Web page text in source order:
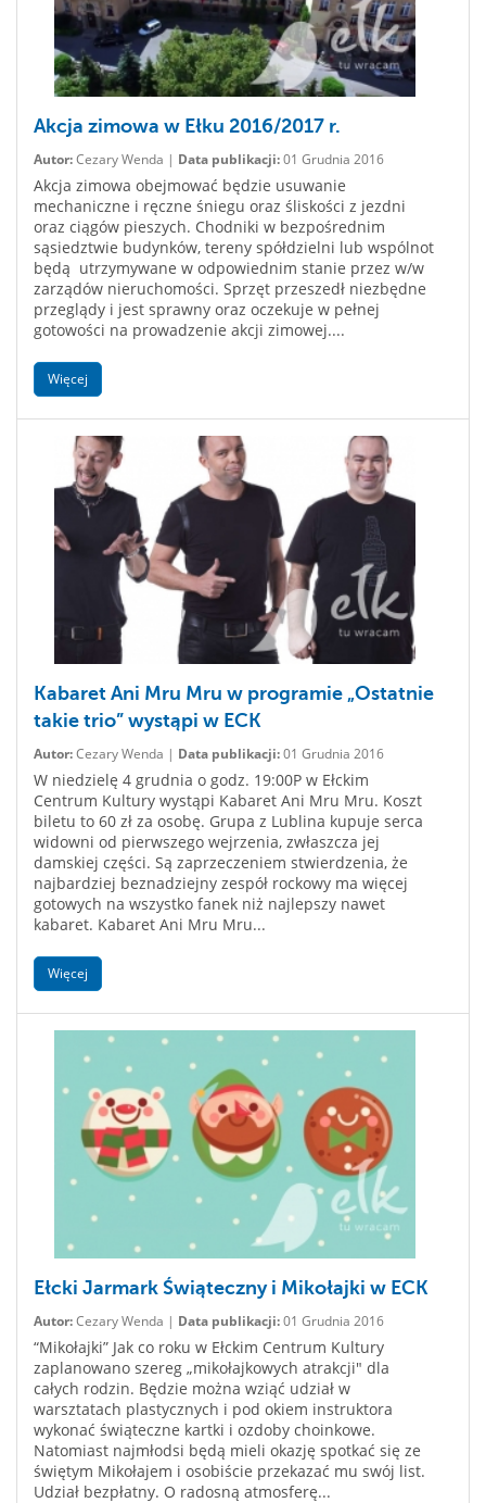
Akcja zimowa w Ełku 2016/2017 r.
Autor:Cezary Wenda | Data publikacji:01 Grudnia 2016
Akcja zimowa obejmować będzie usuwanie
mechaniczne i ręczne śniegu oraz śliskości z jezdni
oraz ciągów pieszych. Chodniki w bezpośrednim
sąsiedztwie budynków, tereny spółdzielni lub wspólnot
będą utrzymywane w odpowiednim stanie przez w/w
zarządów nieruchomości. Sprzęt przeszedł niezbędne
przeglądy i jest sprawny oraz oczekuje w pełnej
gotowości na prowadzenie akcji zimowej....
Więcej
Kabaret Ani Mru Mru w programie „Ostatnie
takie trio” wystąpi w ECK
Autor:Cezary Wenda | Data publikacji:01 Grudnia 2016
W niedzielę 4 grudnia o godz. 19:00P w Ełckim
Centrum Kultury wystąpi Kabaret Ani Mru Mru. Koszt
biletu to 60 zł za osobę. Grupa z Lublina kupuje serca
widowni od pierwszego wejrzenia, zwłaszcza jej
damskiej części. Są zaprzeczeniem stwierdzenia, że
najbardziej beznadziejny zespół rockowy ma więcej
gotowych na wszystko fanek niż najlepszy nawet
kabaret. Kabaret Ani Mru Mru...
Więcej
Ełcki Jarmark Świąteczny i Mikołajki w ECK
Autor:Cezary Wenda | Data publikacji:01 Grudnia 2016
“Mikołajki” Jak co roku w Ełckim Centrum Kultury
zaplanowano szereg „mikołajkowych atrakcji" dla
całych rodzin. Będzie można wziąć udział w
warsztatach plastycznych i pod okiem instruktora
wykonać świąteczne kartki i ozdoby choinkowe.
Natomiast najmłodsi będą mieli okazję spotkać się ze
świętym Mikołajem i osobiście przekazać mu swój list.
Udział bezpłatny. O radosną atmosferę...